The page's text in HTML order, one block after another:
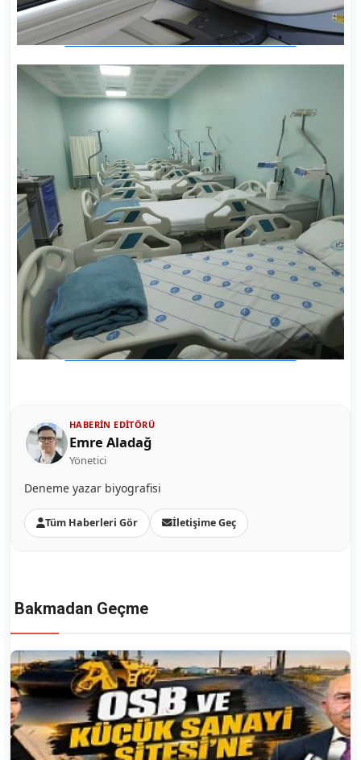
HABERIN EDITÖRÜ
Emre Aladağ
Yönetici
Deneme yazar biyografisi
Tüm Haberleri Gör İletişime Geç
Bakmadan Geçme